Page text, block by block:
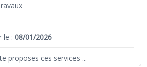
le :08/01/2026
proposes ces services ...